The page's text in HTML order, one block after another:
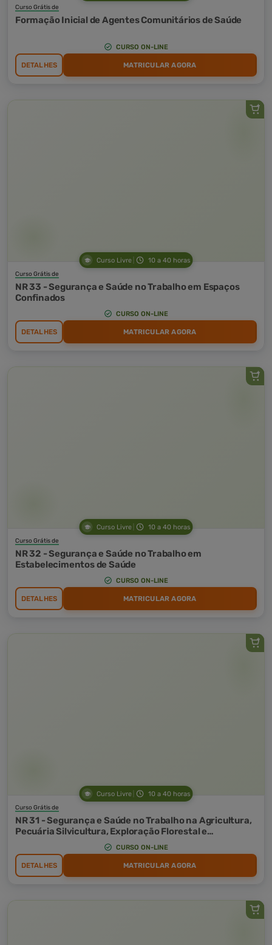
Curso Grátis de
Formação Inicial de Agentes Comunitários de Saúde
CURSO ON-LINE
DETALHES MATRICULAR AGORA
Curso Livre 10 a 40 horas
Curso Grátis de
NR 33 - Segurança e Saúde no Trabalho em Espaços
Confinados
CURSO ON-LINE
DETALHES MATRICULAR AGORA
Curso Livre 10 a 40 horas
Curso Grátis de
NR 32 - Segurança e Saúde no Trabalho em
Estabelecimentos de Saúde
CURSO ON-LINE
DETALHES MATRICULAR AGORA
Curso Livre 10 a 40 horas
Curso Grátis de
NR 31 - Segurança e Saúde no Trabalho na Agricultura,
Pecuária Silvicultura, Exploração Florestal e
CURSO ON-LINE
DETALHES MATRICULAR AGORA